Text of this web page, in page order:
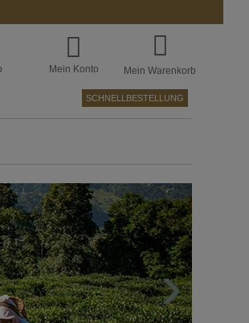
Mein Konto Mein Warenkorb
SCHNELLBESTELLUNG
›